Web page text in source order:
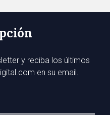
y reciba los últimos
en su email.